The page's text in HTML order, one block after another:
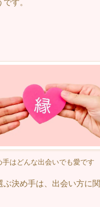
す。
手はどんな出会いでも愛です
決め手は、出会い方に関